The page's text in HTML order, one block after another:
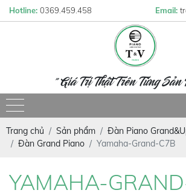
Hotline: 0369.459.458 Email:
" Giá Trị Thật Trên Từng Sản
Trang chủ Sản phẩm
Đàn Piano
Đàn Grand Piano
Yamaha-Grand-C7B
YAMAHA-